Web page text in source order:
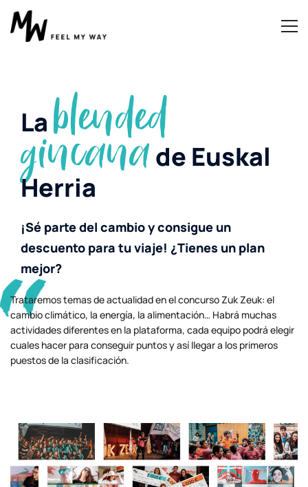
La blended
gincana de Euskal
Herria
¡Sé parte del cambio y consigue un
descuento para tu viaje! ¿Tienes un plan
mejor?
Trataremos temas de actualidad en el concurso Zuk Zeuk: el
cambio climático, la energía, la alimentación… Habrá muchas
actividades diferentes en la plataforma, cada equipo podrá elegir
cuales hacer para conseguir puntos y así llegar a los primeros
puestos de la clasificación.